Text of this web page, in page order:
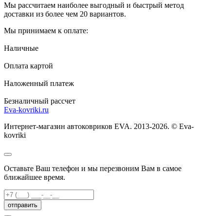
Мы рассчитаем наиболее выгодный и быстрый метод
доставки из более чем 20 вариантов.
Мы принимаем к оплате:
Наличные
Оплата картой
Наложенный платеж
Безналичный рассчет
Eva-kovriki.ru
Интернет-магазин автоковриков EVA. 2013-2026. © Eva-
kovriki
Оставьте Ваш телефон и мы перезвоним Вам в самое
ближайшее время.
отправить